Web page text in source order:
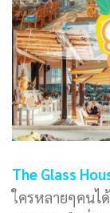
The Glass
ใครหลายๆคนไ